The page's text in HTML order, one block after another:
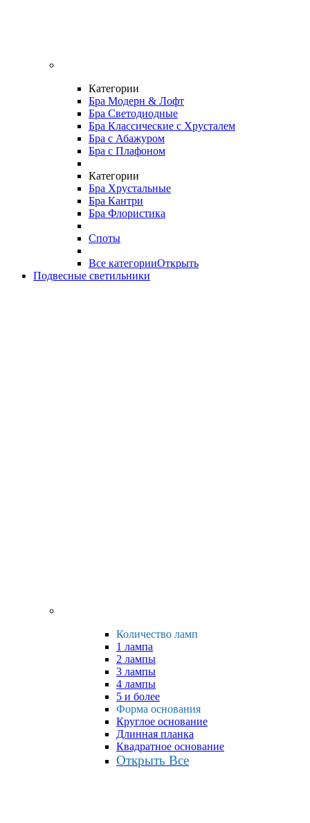
Категории
Бра Модерн & Лофт
Бра Светодиодные
Бра Классические с Хрусталем
Бра с Абажуром
Бра с Плафоном
Категории
Бра Хрустальные
Бра Кантри
Бра Флористика
Споты
Все категорииОткрыть
Подвесные светильники
Количество ламп
1 лампа
2 лампы
3 лампы
4 лампы
5 и более
Форма основания
Круглое основание
Длинная планка
Квадратное основание
Открыть Все